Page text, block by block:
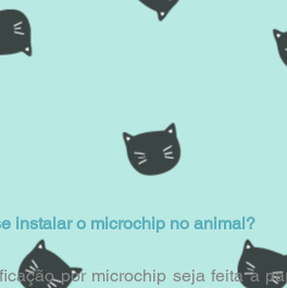
instalar o microchip no animal?
por microchip seja feita a